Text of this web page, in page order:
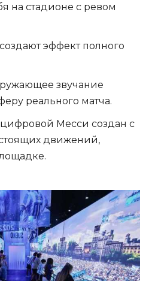
на стадионе с ревом
создают эффект полного
звучание
реального матча.
цифровой Месси создан с
движений,